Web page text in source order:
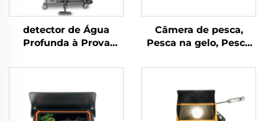
detector de Água
Profunda à Prova
Câmera de pesca,
Pesca na gelo, Pesca